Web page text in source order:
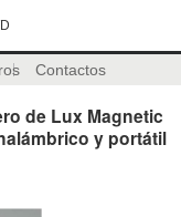
Contactos
de Lux Magnetic
y portátil